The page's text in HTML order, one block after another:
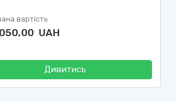
вартість
UAH
Дивитись